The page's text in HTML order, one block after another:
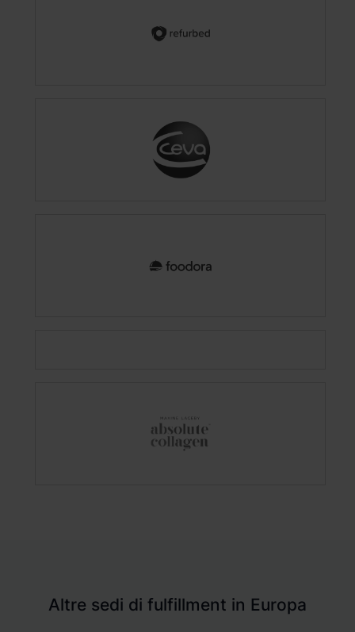
Altre sedi di fulfillment in Europa